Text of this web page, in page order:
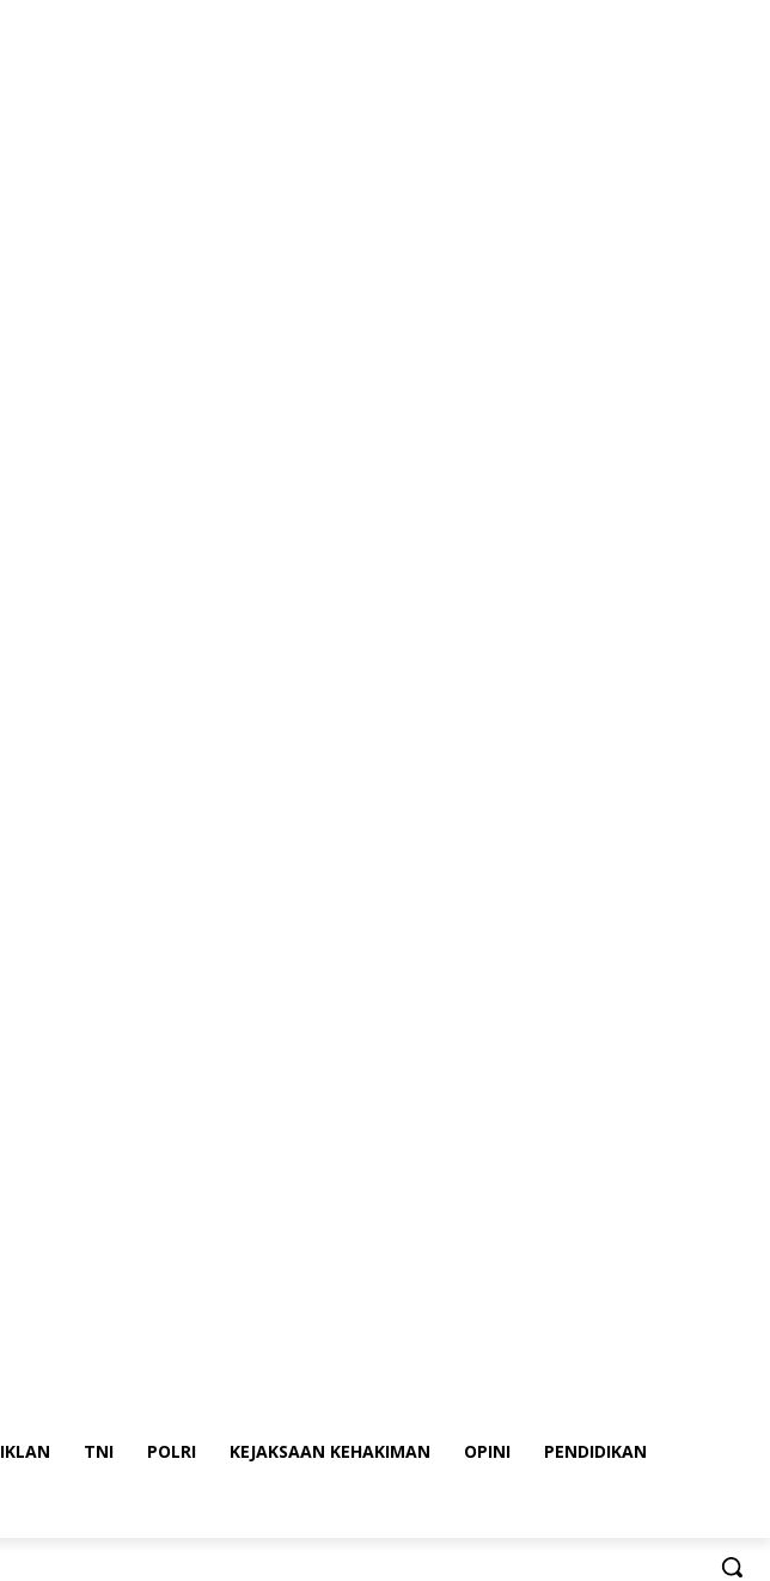
IKLAN TNI POLRI KEJAKSAAN KEHAKIMAN OPINI PENDIDIKAN